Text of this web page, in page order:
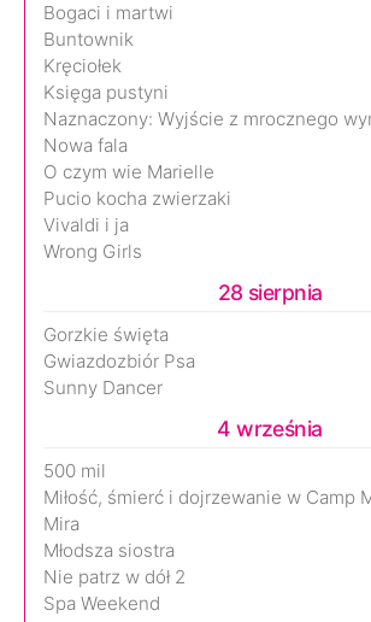
Bogaci i martwi
Buntownik
Kręciołek
Księga pustyni
Naznaczony: Wyjście z mrocznego
Nowa fala
O czym wie Marielle
Pucio kocha zwierzaki
Vivaldi i ja
Wrong Girls
28 sierpnia
Gorzkie święta
Gwiazdozbiór Psa
Sunny Dancer
4 września
500 mil
Miłość, śmierć i dojrzewanie w Camp
Mira
Młodsza siostra
Nie patrz w dół 2
Spa Weekend